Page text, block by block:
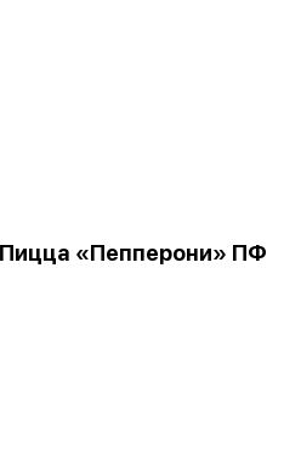
Пицца «Пепперони» ПФ